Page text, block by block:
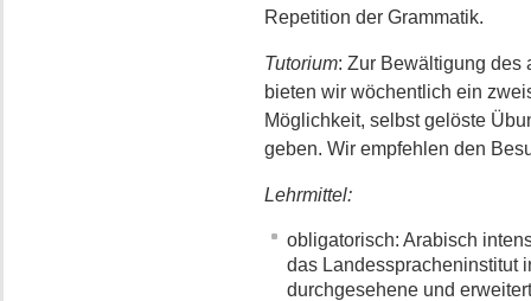
Repetition der Grammatik.
Tutorium: Zur Bewältigung des
bieten wir wöchentlich ein
Möglichkeit, selbst gelöste
geben. Wir empfehlen den
Lehrmittel:
obligatorisch: Arabisch
das Landesspracheninstitut
durchgesehene und